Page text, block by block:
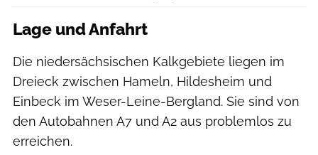
Lage und Anfahrt
Die niedersächsischen Kalkgebiete liegen im
Dreieck zwischen Hameln, Hildesheim und
Einbeck im Weser-Leine-Bergland. Sie sind von
den Autobahnen A7 und A2 aus problemlos zu
erreichen.